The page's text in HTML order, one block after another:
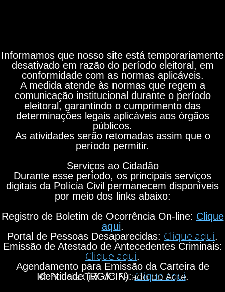
Informamos que nosso site está temporariamente
desativado em razão do período eleitoral, em
conformidade com as normas aplicáveis.
A medida atende às normas que regem a
comunicação institucional durante o período
eleitoral, garantindo o cumprimento das
determinações legais aplicáveis aos órgãos
públicos.
As atividades serão retomadas assim que o
período permitir.
Serviços ao Cidadão
Durante esse período, os principais serviços
digitais da Polícia Civil permanecem disponíveis
por meio dos links abaixo:
Registro de Boletim de Ocorrência On-line: Clique
aqui.
Portal de Pessoas Desaparecidas: Clique aqui.
Emissão de Atestado de Antecedentes Criminais:
Clique aqui.
Agendamento para Emissão da Carteira de
Identidade (RG/CIN):Clique aqui.
© Polícia Civil do Estado do Acre